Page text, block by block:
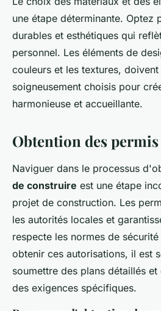
une étape déterminante. Optez
durables et esthétiques qui
personnel. Les éléments de
couleurs et les textures,
soigneusement choisis pour
harmonieuse et accueillante.
Obtention des
Naviguer dans le processus
de construire est une étape
projet de construction. Les
les autorités locales et
respecte les normes de
obtenir ces autorisations, il est
soumettre des plans détaillés
des exigences spécifiques.